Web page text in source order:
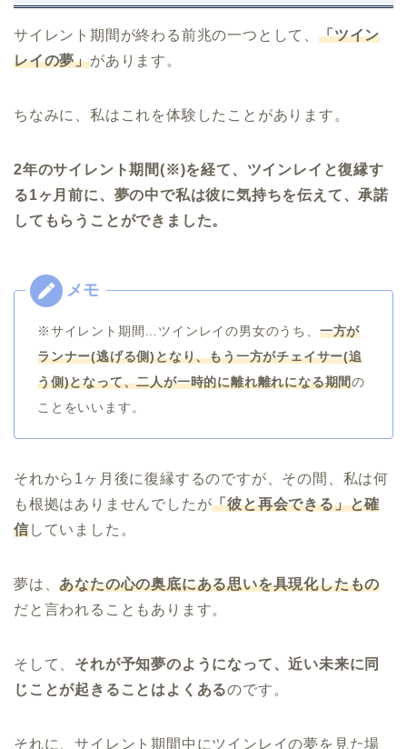
サイレント期間が終わる前兆の一つとして、 「ツイン
レイの夢」があります。
ちなみに、私はこれを体験したことがあります。
2年のサイレント期間(※)を経て、ツインレイと復縁す
る1ヶ月前に、夢の中で私は彼に気持ちを伝えて、承諾
してもらうことができました。
※サイレント期間…ツインレイの男女のうち、 一方が
ランナー(逃げる側)となり、もう一方がチェイサー(追
う側)となって、二人が一時的に離れ離れになる期間の
ことをいいます。
それから1ヶ月後に復縁するのですが、その間、私は何
も根拠はありませんでしたが「彼と再会できる」と確
信していました。
夢は、あなたの心の奥底にある思いを具現化したもの
だと言われることもあります。
そして、 それが予知夢のようになって、近い未来に同
じことが起きることはよくあるのです。
それに、サイレント期間中にツインレイの夢を見た場